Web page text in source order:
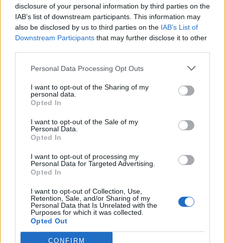
disclosure of your personal information by third parties on the
IAB’s list of downstream participants. This information may
also be disclosed by us to third parties on the IAB’s List of
Downstream Participants that may further disclose it to other
Personal Data Processing Opt Outs
I want to opt-out of the Sharing of my
personal data.
Opted In
I want to opt-out of the Sale of my
Personal Data.
Opted In
I want to opt-out of processing my
Personal Data for Targeted Advertising.
Opted In
I want to opt-out of Collection, Use,
Retention, Sale, and/or Sharing of my
Personal Data that Is Unrelated with the
Purposes for which it was collected.
Opted Out
CONFIRM
ΑΠΟΨΕΙΣ